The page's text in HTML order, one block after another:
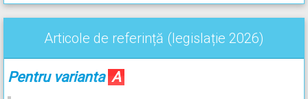
La spălare și degresare se folosesc multe substanțe
dăunătoare mediului care ajung în circuitul apei în natură. Prin
urmare folosirea lor excesivă mărește poluarea, nu o
combate.
Articole de referință (legislație 2026)
Pentru varianta A